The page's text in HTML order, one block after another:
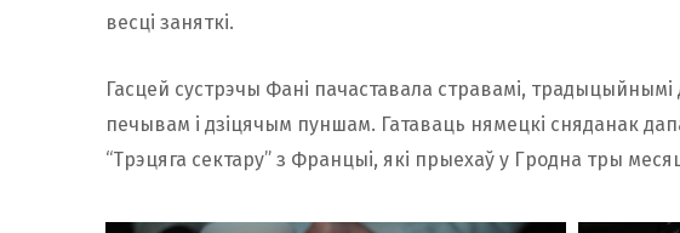
весці заняткі.
Гасцей сустрэчы Фані пачаставала стравамі,
печывам і дзіцячым пуншам. Гатаваць нямецкі сняданак
“Трэцяга сектару” з Францыі, які прыехаў у Гродна тры